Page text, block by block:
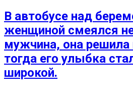
В автобусе над
женщиной смеялся
мужчина, она решила
тогда его улыбка
широкой.